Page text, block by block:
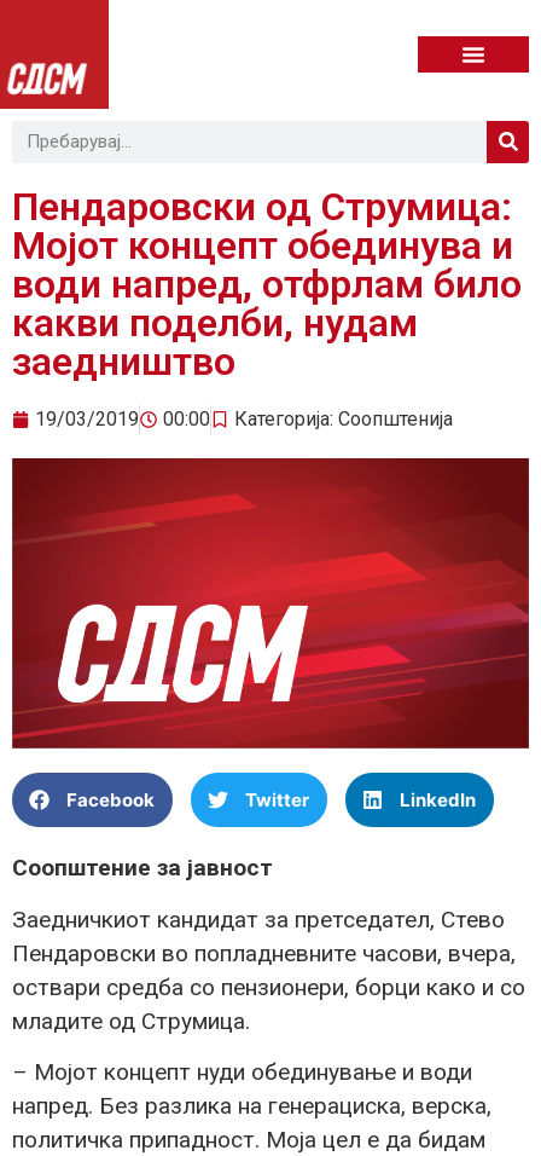
Пендаровски од Струмица:
Мојот концепт обединува и
води напред, отфрлам било
какви поделби, нудам
заедништво
19/03/2019 00:00 Категорија: Соопштенија
Facebook Twitter LinkedIn
Соопштение за јавност
Заедничкиот кандидат за претседател, Стево
Пендаровски во попладневните часови, вчера,
оствари средба со пензионери, борци како и со
младите од Струмица.
– Мојот концепт нуди обединување и води
напред. Без разлика на генерациска, верска,
политичка припадност. Моја цел е да бидам